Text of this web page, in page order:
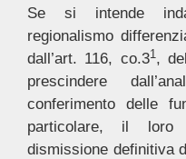
Se si intende
regionalismo
dall’art. 116, co.31,
prescindere
conferimento delle
particolare, il loro
dismissione definitiva